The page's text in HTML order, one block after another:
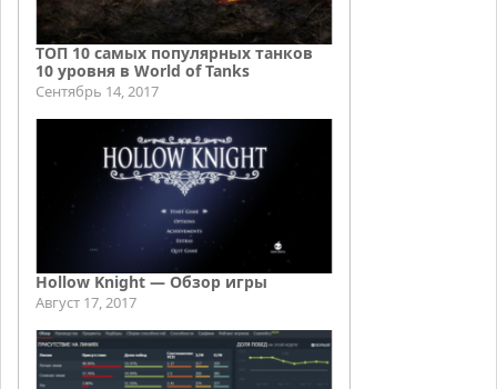
ТОП 10 самых популярных танков
10 уровня в World of Tanks
Сентябрь 14, 2017
Hollow Knight — Обзор игры
Август 17, 2017